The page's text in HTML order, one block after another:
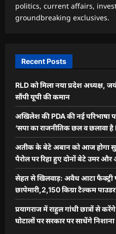
politics, current affairs,
groundbreaking exclusives.
Recent Posts
RLD को मिला नया प्रदेश अध्यक्ष,
सौंपी यूपी की कमान
अखिलेश की PDA की नई परिभाषा
‘सपा का राजनीतिक छल व छलावा है
अतीक के बेटे अबान को आज होगा
पैरोल पर रिहा हुए दोनों बेटे उमर और
सेहत से खिलवाड़: अवैध आटा फैक्ट्री
छापेमारी,2,150 किग्रा टैल्कम
प्रयागराज में राहुल गांधी छात्रों से
घोटालों पर सरकार पर साधेंगे निशाना